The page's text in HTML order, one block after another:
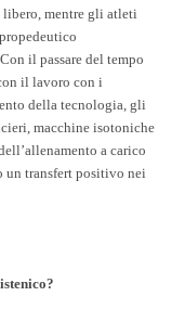
mentre gli atleti
il passare del tempo
il lavoro con i
della tecnologia, gli
macchine isotoniche
a carico
un transfert positivo nei